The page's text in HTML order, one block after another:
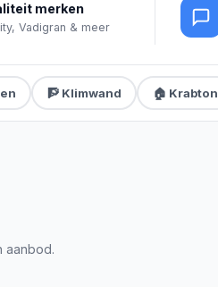
merken
Vadigran & meer
🧗 Klimwand 🏠 Krabton
aanbod.